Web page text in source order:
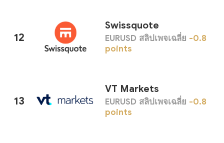
12
Swissquote
EURUSD สลิปเพจเฉลี่ย -0.8
points
13
VT Markets
EURUSD สลิปเพจเฉลี่ย -0.8
points